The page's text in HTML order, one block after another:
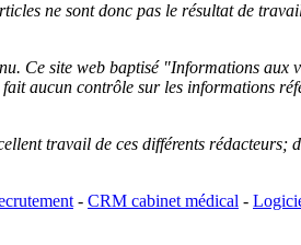
ne sont donc pas le résultat de
Ce site web baptisé "Informations aux
aucun contrôle sur les informations
travail de ces différents rédacteurs;
- CRM cabinet médical -